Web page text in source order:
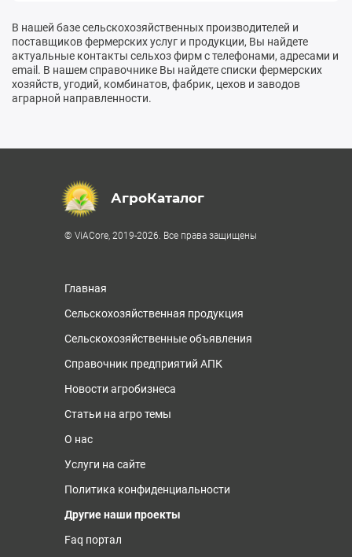
В нашей базе сельскохозяйственных производителей и
поставщиков фермерских услуг и продукции, Вы найдете
актуальные контакты сельхоз фирм с телефонами, адресами и
email. В нашем справочнике Вы найдете списки фермерских
хозяйств, угодий, комбинатов, фабрик, цехов и заводов
аграрной направленности.
АгроКаталог
© ViACore, 2019-2026. Все права защищены
Главная
Сельскохозяйственная продукция
Сельскохозяйственные объявления
Справочник предприятий АПК
Новости агробизнеса
Статьи на агро темы
О нас
Услуги на сайте
Политика конфиденциальности
Другие наши проекты
Faq портал